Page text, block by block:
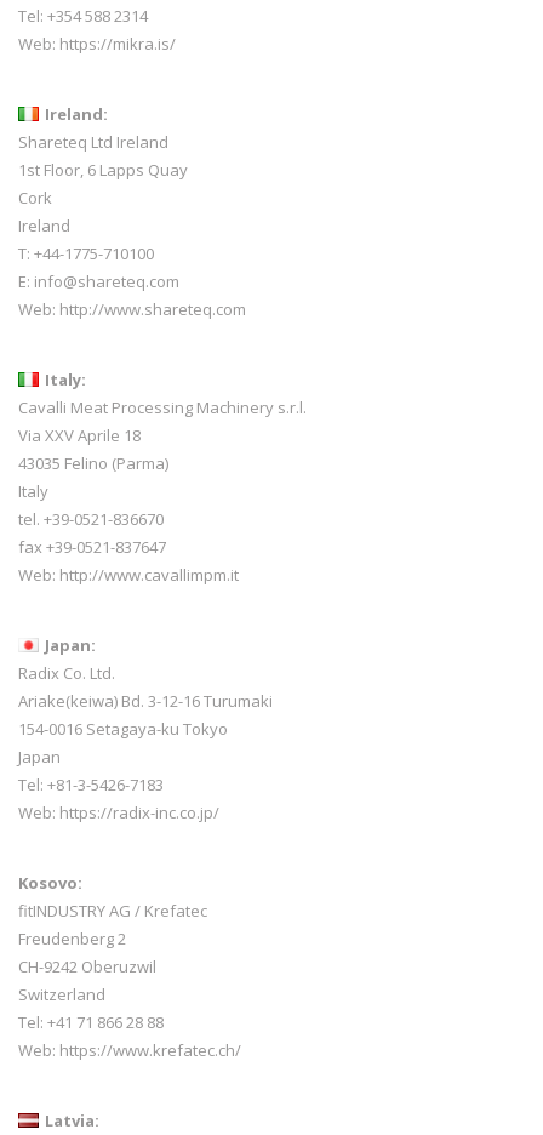
Tel: +354 588 2314
Web: https://mikra.is/
Ireland:
Shareteq Ltd Ireland
1st Floor, 6 Lapps Quay
Cork
Ireland
T: +44-1775-710100
E: info@shareteq.com
Web: http://www.shareteq.com
Italy:
Cavalli Meat Processing Machinery s.r.l.
Via XXV Aprile 18
43035 Felino (Parma)
Italy
tel. +39-0521-836670
fax +39-0521-837647
Web: http://www.cavallimpm.it
Japan:
Radix Co. Ltd.
Ariake(keiwa) Bd. 3-12-16 Turumaki
154-0016 Setagaya-ku Tokyo
Japan
Tel: +81-3-5426-7183
Web: https://radix-inc.co.jp/
Kosovo:
fitINDUSTRY AG / Krefatec
Freudenberg 2
CH-9242 Oberuzwil
Switzerland
Tel: +41 71 866 28 88
Web: https://www.krefatec.ch/
Latvia: